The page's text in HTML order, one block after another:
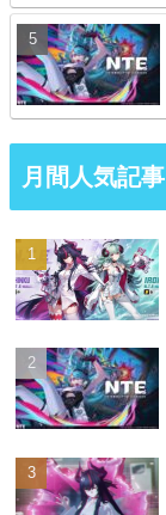
月間人気記事